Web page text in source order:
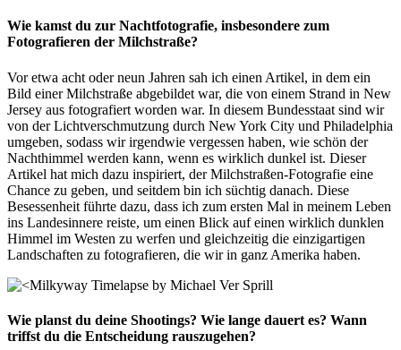
Wie kamst du zur Nachtfotografie, insbesondere zum
Fotografieren der Milchstraße?
Vor etwa acht oder neun Jahren sah ich einen Artikel, in dem ein
Bild einer Milchstraße abgebildet war, die von einem Strand in New
Jersey aus fotografiert worden war. In diesem Bundesstaat sind wir
von der Lichtverschmutzung durch New York City und Philadelphia
umgeben, sodass wir irgendwie vergessen haben, wie schön der
Nachthimmel werden kann, wenn es wirklich dunkel ist. Dieser
Artikel hat mich dazu inspiriert, der Milchstraßen-Fotografie eine
Chance zu geben, und seitdem bin ich süchtig danach. Diese
Besessenheit führte dazu, dass ich zum ersten Mal in meinem Leben
ins Landesinnere reiste, um einen Blick auf einen wirklich dunklen
Himmel im Westen zu werfen und gleichzeitig die einzigartigen
Landschaften zu fotografieren, die wir in ganz Amerika haben.
Wie planst du deine Shootings? Wie lange dauert es? Wann
triffst du die Entscheidung rauszugehen?